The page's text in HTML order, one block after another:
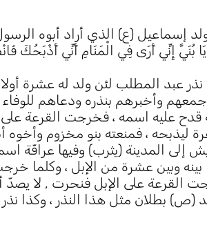
(ع) الذي أراد أبوه
بُنَيَّ إِنِّي أَرَى فِي الْمَنَامِ أَنِّي أَذْبَحُكَ
نذر عبد المطلب لئن ولد له عشرة
وأخبرهم بنذره ودعاهم
قدح عليه اسمه ، فخرجت القرعة
ليذبحه ، فمنعته بنو مخزوم وأخوه
المدينة (يثرب) وفيها عرافّة
وبين عشرة من الإبل ، وكلما
القرعة على الإبل فنحرت , لا يصدّ
بطلان مثل هذا النذر ، وكذا